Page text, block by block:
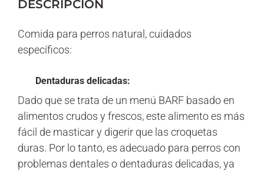
DESCRIPCIÓN
Comida para perros natural, cuidados
específicos:
Dentaduras delicadas:
Dado que se trata de un menú BARF basado en
alimentos crudos y frescos, este alimento es más
fácil de masticar y digerir que las croquetas
duras. Por lo tanto, es adecuado para perros con
problemas dentales o dentaduras delicadas, ya